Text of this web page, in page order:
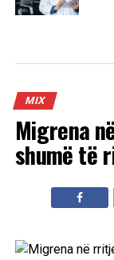
MIX
Migrena
shumë të